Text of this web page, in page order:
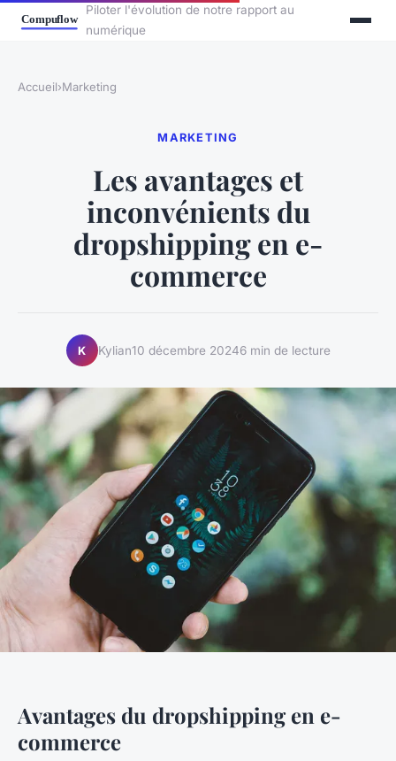
Piloter l'évolution de notre rapport au
numérique
Accueil›Marketing
MARKETING
Les avantages et
inconvénients du
dropshipping en e-
commerce
K Kylian10 décembre 20246 min de lecture
Avantages du dropshipping en e-
commerce